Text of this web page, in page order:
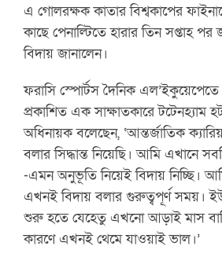
এ গোলরক্ষক কাতার বিশ্বকাপের
কাছে পেনাল্টিতে হারার তিন সপ্তাহ
বিদায় জানালেন।
ফরাসি স্পোর্টস দৈনিক
প্রকাশিত এক সাক্ষাতকারে টটেনহ্যাম
অধিনায়ক বলেছেন, ‘আন্তর্জাতিক
বলার সিদ্ধান্ত নিয়েছি। আমি এখানে
-এমন অনুভূতি নিয়েই বিদায় নিচ্ছি।
এখনই বিদায় বলার গুরুত্বপূর্ণ সময়।
শুরু হতে যেহেতু এখনো আড়াই মাস
কারণে এখনই থেমে যাওয়াই ভাল।’